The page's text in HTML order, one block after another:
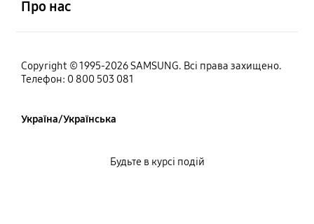
Про нас
Copyright © 1995-2026 SAMSUNG. Всі права захищено.
Телефон: 0 800 503 081
Україна/Українська
Будьте в курсі подій